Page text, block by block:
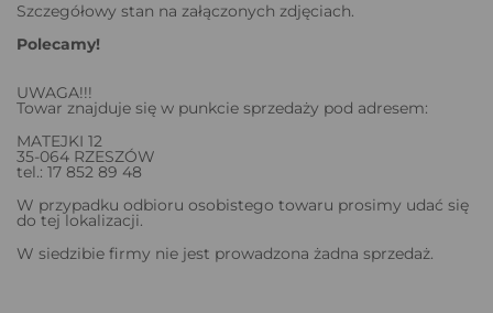
Szczegółowy stan na załączonych zdjęciach.
Polecamy!
UWAGA!!!
Towar znajduje się w punkcie sprzedaży pod adresem:
MATEJKI 12
35-064 RZESZÓW
tel.: 17 852 89 48
W przypadku odbioru osobistego towaru prosimy udać się
do tej lokalizacji.
W siedzibie firmy nie jest prowadzona żadna sprzedaż.